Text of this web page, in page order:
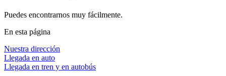
Puedes encontrarnos muy fácilmente.
En esta página
Nuestra dirección
Llegada en auto
Llegada en tren y en autobús